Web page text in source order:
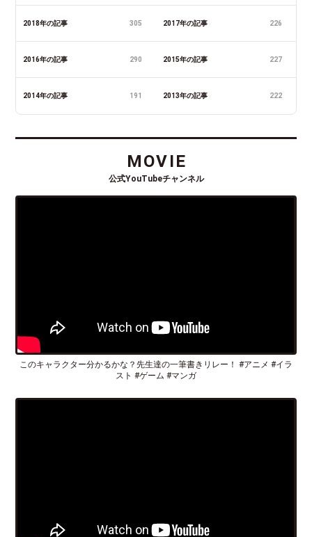
2018年の記事 305 2017年の記事 226
2016年の記事 290 2015年の記事 227
2014年の記事 191 2013年の記事 222
MOVIE
公式YouTubeチャンネル
このキャラクター分かるかな？先生達の一筆書きリレー！ #アニメ #イラ
スト #ゲーム #マンガ